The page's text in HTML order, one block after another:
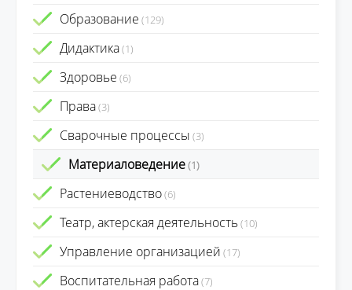
Образование (129)
Дидактика(1)
Здоровье (6)
Права(3)
Сварочные процессы (3)
Материаловедение(1)
Растениеводство(6)
Театр, актерская деятельность(10)
Управление организацией (17)
Воспитательная работа(7)